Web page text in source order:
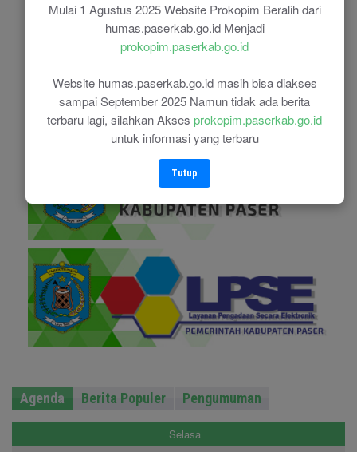
Mulai 1 Agustus 2025 Website Prokopim Beralih dari
humas.paserkab.go.id Menjadi
prokopim.paserkab.go.id
Website humas.paserkab.go.id masih bisa diakses
sampai September 2025 Namun tidak ada berita
terbaru lagi, silahkan Akses prokopim.paserkab.go.id
untuk informasi yang terbaru
Tutup
Agenda Berita Populer Pengumuman
Selasa